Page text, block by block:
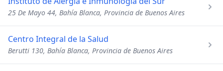
25 De Mayo 44, Bahía Blanca, Provincia de Buenos Aires
Centro Integral de la Salud
Berutti 130, Bahía Blanca, Provincia de Buenos Aires